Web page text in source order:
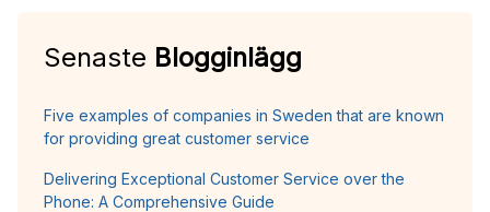
Senaste Blogginlägg
Five examples of companies in Sweden that are known
for providing great customer service
Delivering Exceptional Customer Service over the
Phone: A Comprehensive Guide